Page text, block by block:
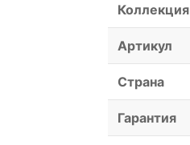
Коллекция
Артикул
Страна
Гарантия